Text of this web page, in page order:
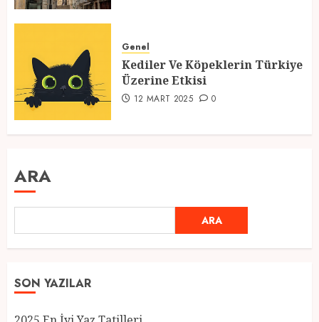
Genel
Kediler Ve Köpeklerin Türkiye
Üzerine Etkisi
12 MART 2025 0
ARA
ARA
SON YAZILAR